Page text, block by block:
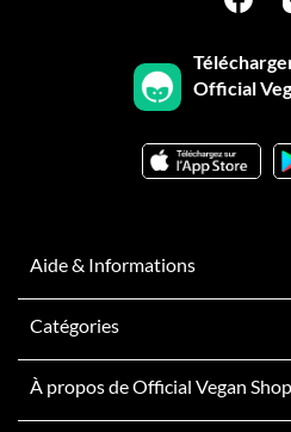
Official
Aide & Informations
Catégories
À propos de Official Vegan Shop